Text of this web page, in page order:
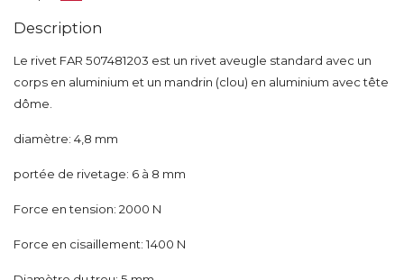
Description
Le rivet FAR 507481203 est un rivet aveugle standard avec un
corps en aluminium et un mandrin (clou) en aluminium avec tête
dôme.
diamètre: 4,8 mm
portée de rivetage: 6 à 8 mm
Force en tension: 2000 N
Force en cisaillement: 1400 N